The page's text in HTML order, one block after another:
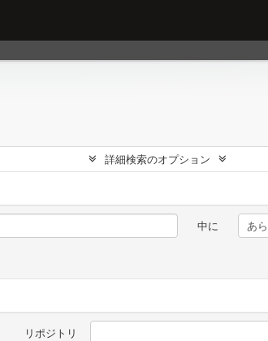
詳細検索のオプション
中に
リポジトリ